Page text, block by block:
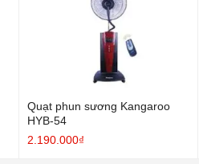
Quạt phun sương Kangaroo
HYB-54
2.190.000₫